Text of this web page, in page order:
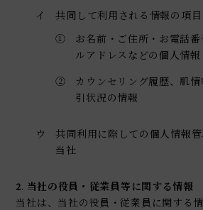
イ
共同して利用される情報の項目
①
お名前・ご住所・お電話
ルアドレスなどの個人情報
②
カウンセリング履歴、肌
引状況の情報
ウ
共同利用に際しての個人情報
当社
2. 当社の役員・従業員等に関する情報
当社は、当社の役員・従業員に関する